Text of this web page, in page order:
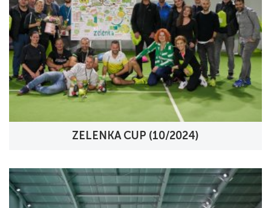
ZELENKA CUP (10/2024)